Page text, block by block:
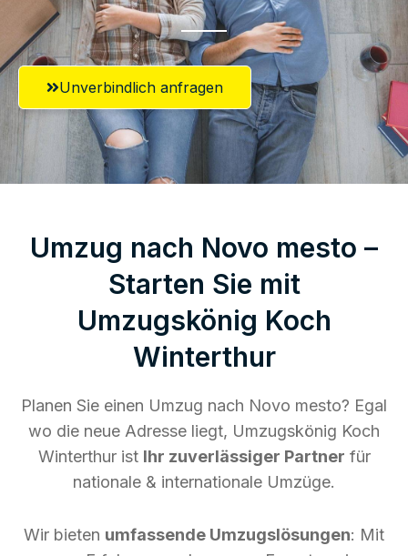
Unverbindlich anfragen
Umzug nach Novo mesto –
Starten Sie mit
Umzugskönig Koch
Winterthur
Planen Sie einen Umzug nach Novo mesto? Egal
wo die neue Adresse liegt, Umzugskönig Koch
Winterthur ist Ihr zuverlässiger Partner für
nationale & internationale Umzüge.
Wir bieten umfassende Umzugslösungen: Mit